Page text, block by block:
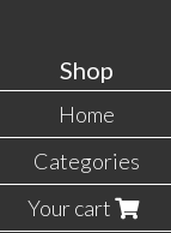
Shop
Home
Categories
Your cart